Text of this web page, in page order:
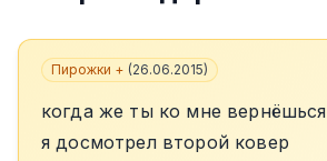
Пирожки + (26.06.2015)
когда же ты ко мне вернёшься
я досмотрел второй ковер